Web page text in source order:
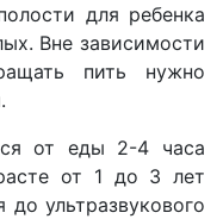
для ребенка
Вне зависимости
пить нужно
от еды 2-4 часа
от 1 до 3 лет
до ультразвукового